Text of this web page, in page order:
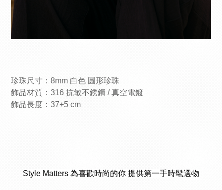
珍珠尺寸：8mm 白色 圓形珍珠
飾品材質：316 抗敏不銹鋼 / 真空電鍍
飾品長度：37+5 cm
Style Matters 為喜歡時尚的你 提供第一手時髦選物